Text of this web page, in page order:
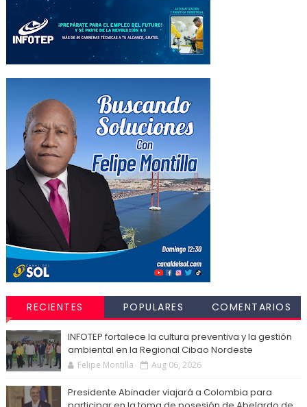
RECIENTES POPULARES COMENTARIOS
INFOTEP fortalece la cultura preventiva y la gestión
ambiental en la Regional Cibao Nordeste
Felipe Montilla Aug 06, 2026
Presidente Abinader viajará a Colombia para